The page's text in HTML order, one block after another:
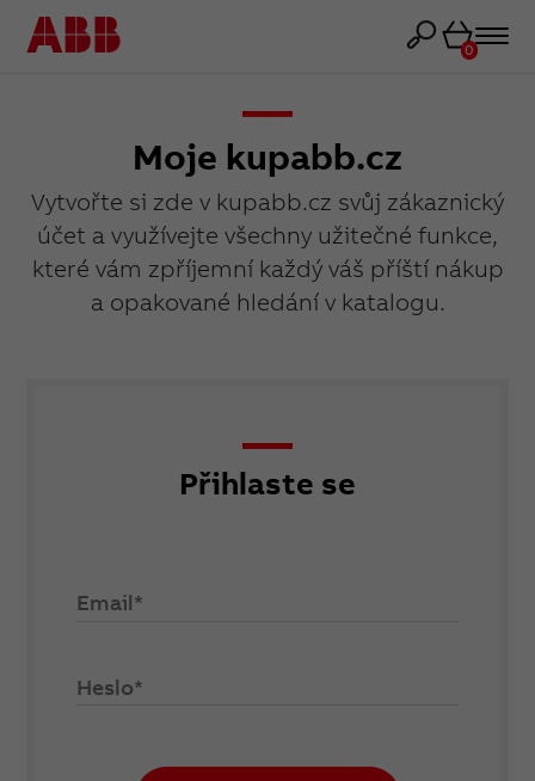
Košík
0
Moje kupabb.cz
Vytvořte si zde v kupabb.cz svůj zákaznický
účet a využívejte všechny užitečné funkce,
které vám zpříjemní každý váš příští nákup
a opakované hledání v katalogu.
Přihlaste se
Email*
Heslo*